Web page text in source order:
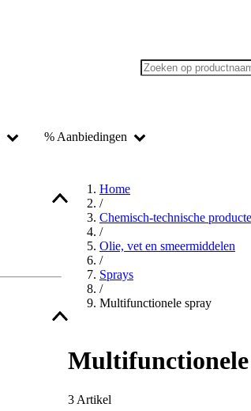
% Aanbiedingen
Home
/
Chemisch-technische
/
Olie, vet en smeermiddelen
/
Sprays
/
Multifunctionele spray
3 Artikel